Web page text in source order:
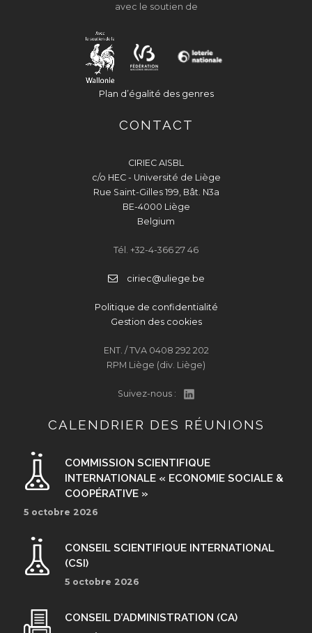
avec le soutien de
Plan d’égalité des genres
CONTACT
CIRIEC AISBL
c/o HEC - Université de Liège
Rue Saint-Gilles 199, Bât. N3a
BE-4000 Liège
Belgium
Tél. +32-4-366 27 46
ciriec@uliege.be
Politique de confidentialité
Gestion des cookies
ENT. / TVA 0408 292 202
RPM Liège (div. Liège)
Suivez-nous :
CALENDRIER DES RÉUNIONS
COMMISSION SCIENTIFIQUE
INTERNATIONALE « ECONOMIE SOCIALE &
COOPÉRATIVE »
5 octobre 2026
CONSEIL SCIENTIFIQUE INTERNATIONAL
(CSI)
5 octobre 2026
CONSEIL D’ADMINISTRATION (CA)